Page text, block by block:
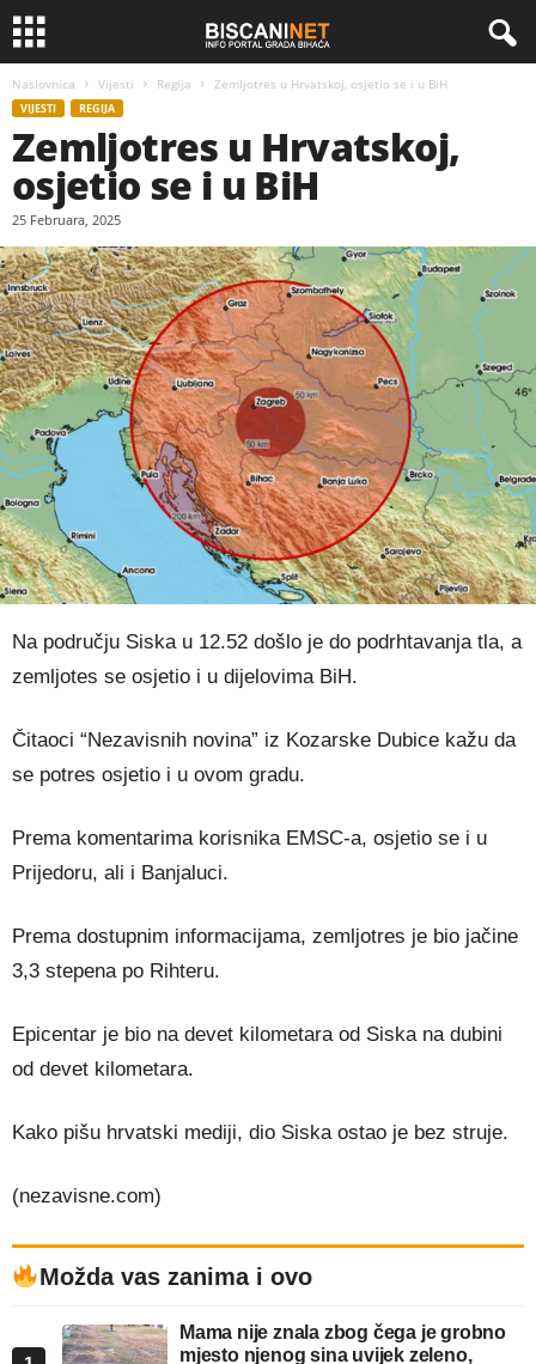
Naslovnica Vijesti Regija Zemljotres u Hrvatskoj, osjetio se i u BiH
VIJESTI REGIJA
Zemljotres u Hrvatskoj,
osjetio se i u BiH
25 Februara, 2025
Na području Siska u 12.52 došlo je do podrhtavanja tla, a
zemljotes se osjetio i u dijelovima BiH.
Čitaoci “Nezavisnih novina” iz Kozarske Dubice kažu da
se potres osjetio i u ovom gradu.
Prema komentarima korisnika EMSC-a, osjetio se i u
Prijedoru, ali i Banjaluci.
Prema dostupnim informacijama, zemljotres je bio jačine
3,3 stepena po Rihteru.
Epicentar je bio na devet kilometara od Siska na dubini
od devet kilometara.
Kako pišu hrvatski mediji, dio Siska ostao je bez struje.
(nezavisne.com)
Možda vas zanima i ovo
Mama nije znala zbog čega je grobno
mjesto njenog sina uvijek zeleno,